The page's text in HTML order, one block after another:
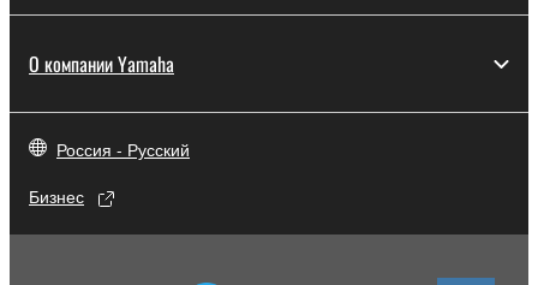
О компании Yamaha
Россия - Русский
Бизнес